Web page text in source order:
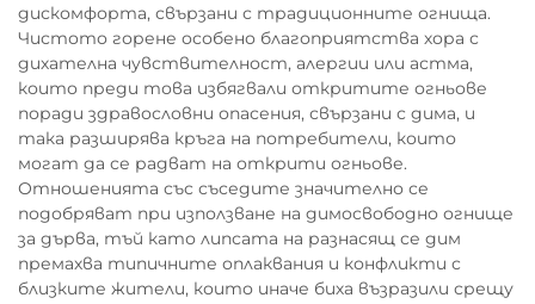
дискомфорта, свързани с традиционните огнища.
Чистото горене особено благоприятства хора с
дихателна чувствителност, алергии или астма,
които преди това избягвали откритите огньове
поради здравословни опасения, свързани с дима, и
така разширява кръга на потребители, които
могат да се радват на открити огньове.
Отношенията със съседите значително се
подобряват при използване на димосвободно огнище
за дърва, тъй като липсата на разнасящ се дим
премахва типичните оплаквания и конфликти с
близките жители, които иначе биха възразили срещу